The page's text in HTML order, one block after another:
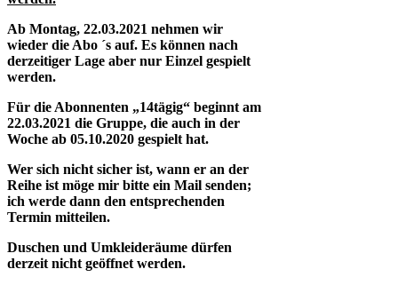
Ab Montag, 22.03.2021 nehmen wir
wieder die Abo ´s auf. Es können nach
derzeitiger Lage aber nur Einzel gespielt
werden.
Für die Abonnenten „14tägig“ beginnt am
22.03.2021 die Gruppe, die auch in der
Woche ab 05.10.2020 gespielt hat.
Wer sich nicht sicher ist, wann er an der
Reihe ist möge mir bitte ein Mail senden;
ich werde dann den entsprechenden
Termin mitteilen.
Duschen und Umkleideräume dürfen
derzeit nicht geöffnet werden.